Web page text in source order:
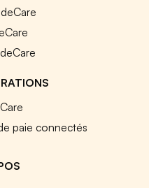
paie connectés